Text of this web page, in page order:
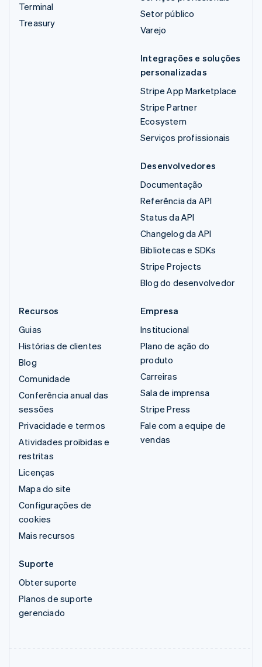
Terminal
Treasury
Setor público
Varejo
Integrações e soluções
personalizadas
Stripe App Marketplace
Stripe Partner
Ecosystem
Serviços profissionais
Desenvolvedores
Documentação
Referência da API
Status da API
Changelog da API
Bibliotecas e SDKs
Stripe Projects
Blog do desenvolvedor
Recursos
Guias
Histórias de clientes
Blog
Comunidade
Conferência anual das
sessões
Privacidade e termos
Atividades proibidas e
restritas
Licenças
Mapa do site
Configurações de
cookies
Mais recursos
Empresa
Institucional
Plano de ação do
produto
Carreiras
Sala de imprensa
Stripe Press
Fale com a equipe de
vendas
Suporte
Obter suporte
Planos de suporte
gerenciado